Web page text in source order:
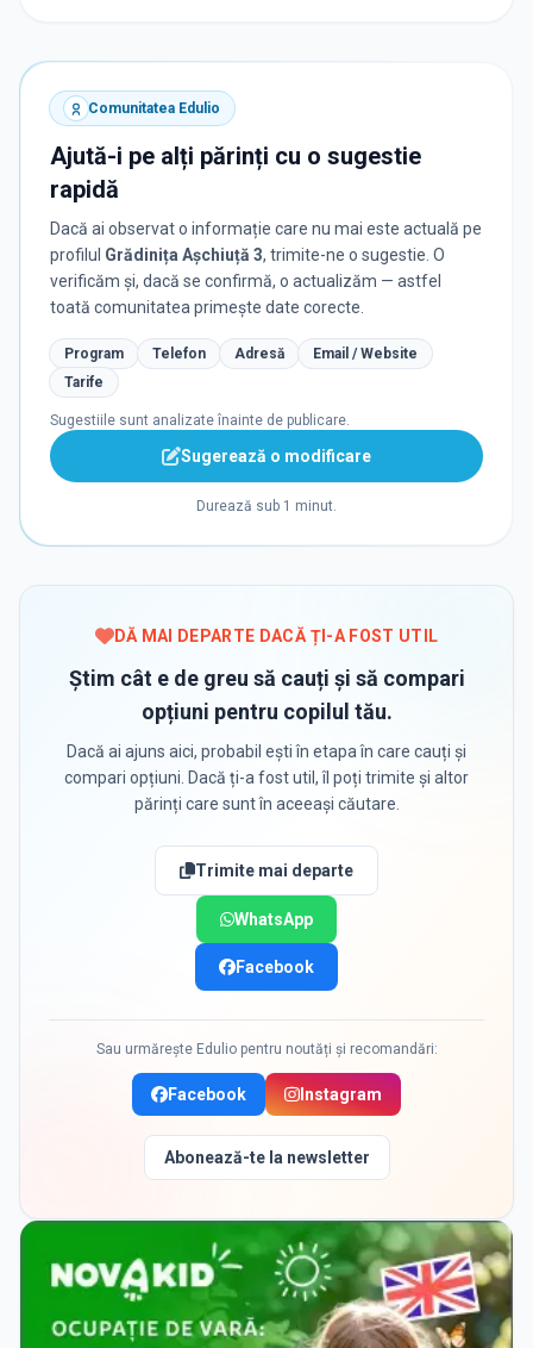
Comunitatea Edulio
Ajută-i pe alți părinți cu o sugestie
rapidă
Dacă ai observat o informație care nu mai este actuală pe
profilul Grădinița Așchiuță 3, trimite-ne o sugestie. O
verificăm și, dacă se confirmă, o actualizăm — astfel
toată comunitatea primește date corecte.
Program Telefon Adresă
Email / Website
Tarife
Sugestiile sunt analizate înainte de publicare.
Sugerează o modificare
Durează sub 1 minut.
DĂ MAI DEPARTE DACĂ ȚI-A FOST UTIL
Știm cât e de greu să cauți și să compari
opțiuni pentru copilul tău.
Dacă ai ajuns aici, probabil ești în etapa în care cauți și
compari opțiuni. Dacă ți-a fost util, îl poți trimite și altor
părinți care sunt în aceeași căutare.
Trimite mai departe
WhatsApp
Facebook
Sau urmărește Edulio pentru noutăți și recomandări:
Facebook Instagram
Abonează-te la newsletter